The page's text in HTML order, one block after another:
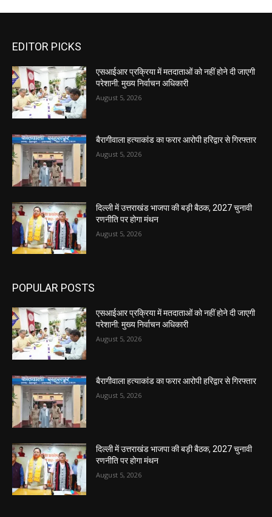
EDITOR PICKS
एसआईआर प्रक्रिया में मतदाताओं को नहीं होने दी जाएगी
परेशानी: मुख्य निर्वाचन अधिकारी
August 5, 2026
बैरागीवाला हत्याकांड का फरार आरोपी हरिद्वार से गिरफ्तार
August 5, 2026
दिल्ली में उत्तराखंड भाजपा की बड़ी बैठक, 2027 चुनावी
रणनीति पर होगा मंथन
August 5, 2026
POPULAR POSTS
एसआईआर प्रक्रिया में मतदाताओं को नहीं होने दी जाएगी
परेशानी: मुख्य निर्वाचन अधिकारी
August 5, 2026
बैरागीवाला हत्याकांड का फरार आरोपी हरिद्वार से गिरफ्तार
August 5, 2026
दिल्ली में उत्तराखंड भाजपा की बड़ी बैठक, 2027 चुनावी
रणनीति पर होगा मंथन
August 5, 2026